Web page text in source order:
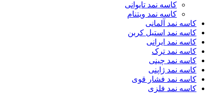
کاسه نمد تایوانی
کاسه نمد ویتنام
کاسه نمد آلمانی
کاسه نمد استیل کربن
کاسه نمد ایرانی
کاسه نمد ترک
کاسه نمد چینی
کاسه نمد ژاپنی
کاسه نمد فشار قوی
کاسه نمد فلزی